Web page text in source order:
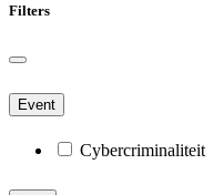
Filters
Event
Cybercriminaliteit